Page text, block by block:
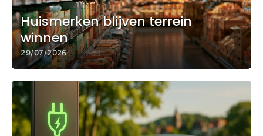
Huismerken blijven terrein
winnen
29/07/2026